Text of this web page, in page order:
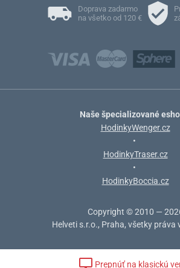
Doprava zadarmo
na všetko od 120 €
Naše špecializované
HodinkyWenger.cz
•
HodinkyTraser.cz
•
HodinkyBoccia.cz
Copyright © 2010 —
Helveti s.r.o., Praha, všetky práva
Prepnúť na klasickú